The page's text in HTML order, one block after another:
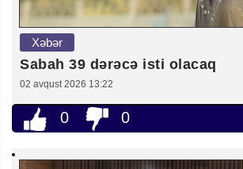
Xəbər
Sabah 39 dərəcə isti olacaq
02 avqust 2026 13:22
0 0